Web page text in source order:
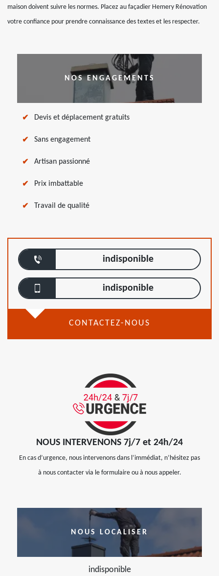
maison doivent suivre les normes. Placez au façadier Hemery Rénovation
votre confiance pour prendre connaissance des textes et les respecter.
NOS ENGAGEMENTS
Devis et déplacement gratuits
Sans engagement
Artisan passionné
Prix imbattable
Travail de qualité
indisponible
indisponible
CONTACTEZ-NOUS
NOUS INTERVENONS 7j/7 et 24h/24
En cas d’urgence, nous intervenons dans l’immédiat, n’hésitez pas
à nous contacter via le formulaire ou à nous appeler.
NOUS LOCALISER
indisponible